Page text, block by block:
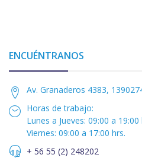
ENCUÉNTRANOS
Av. Granaderos 4383,
Horas de trabajo:
Lunes a Jueves: 09:00 a 19:00
Viernes: 09:00 a 17:00 hrs.
+ 56 55 (2) 248202